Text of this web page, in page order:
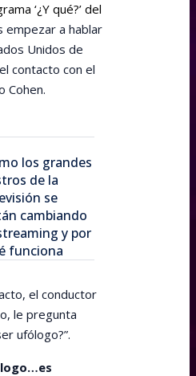
‘¿Y qué?’ del
empezar a hablar
Unidos de
contacto con el
Cohen.
los grandes
de la
se
cambiando
y por
funciona
el conductor
le pregunta
ufólogo?”.